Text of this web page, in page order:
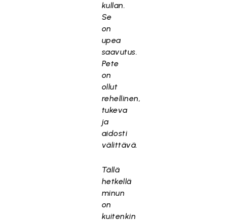
kullan.
Se
on
upea
saavutus.
Pete
on
ollut
rehellinen,
tukeva
ja
aidosti
välittävä.
Tällä
hetkellä
minun
on
kuitenkin